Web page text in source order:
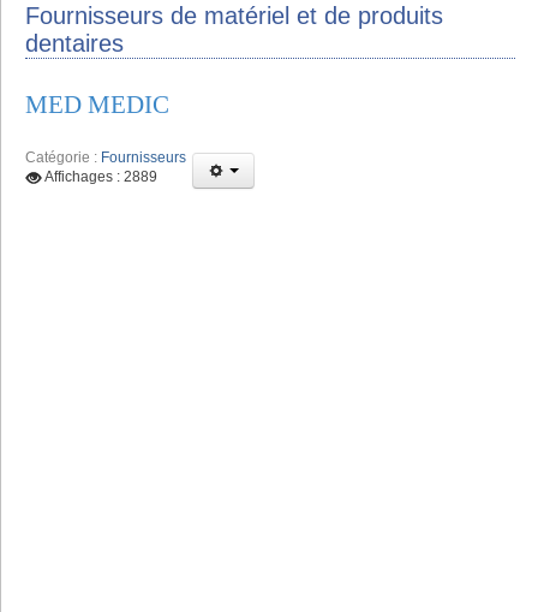
Fournisseurs de matériel et de produits
dentaires
MED MEDIC
Catégorie : Fournisseurs
Affichages : 2889